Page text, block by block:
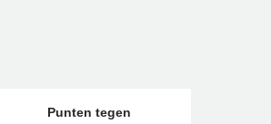
Punten tegen